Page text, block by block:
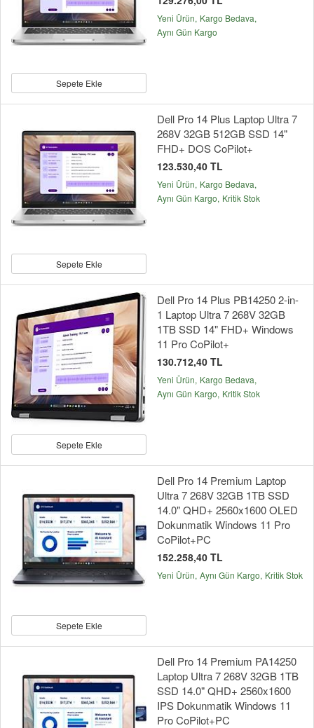
Sepete Ekle
Yeni Ürün Kargo Bedava
Aynı Gün Kargo
Sepete Ekle
Dell Pro 14 Plus Laptop Ultra 7
268V 32GB 512GB SSD 14"
FHD+ DOS CoPilot+
123.530,40 TL
Yeni Ürün Kargo Bedava
Aynı Gün Kargo Kritik Stok
Sepete Ekle
Dell Pro 14 Plus PB14250 2-in-
1 Laptop Ultra 7 268V 32GB
1TB SSD 14" FHD+ Windows
11 Pro CoPilot+
130.712,40 TL
Yeni Ürün Kargo Bedava
Aynı Gün Kargo Kritik Stok
Sepete Ekle
Dell Pro 14 Premium Laptop
Ultra 7 268V 32GB 1TB SSD
14.0" QHD+ 2560x1600 OLED
Dokunmatik Windows 11 Pro
CoPilot+PC
152.258,40 TL
Yeni Ürün Aynı Gün Kargo Kritik Stok
Dell Pro 14 Premium PA14250
Laptop Ultra 7 268V 32GB 1TB
SSD 14.0" QHD+ 2560x1600
IPS Dokunmatik Windows 11
Pro CoPilot+PC